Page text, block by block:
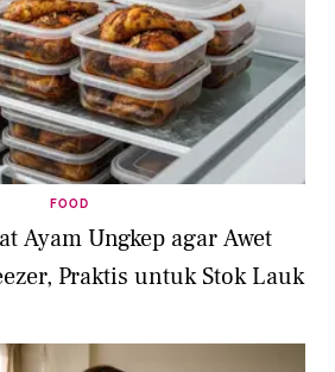
FOOD
Ayam Ungkep agar Awet
Praktis untuk Stok Lauk